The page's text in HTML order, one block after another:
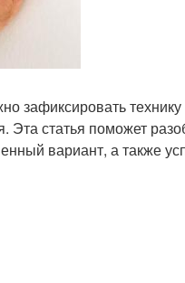
зафиксировать технику
Эта статья поможет
вариант, а также